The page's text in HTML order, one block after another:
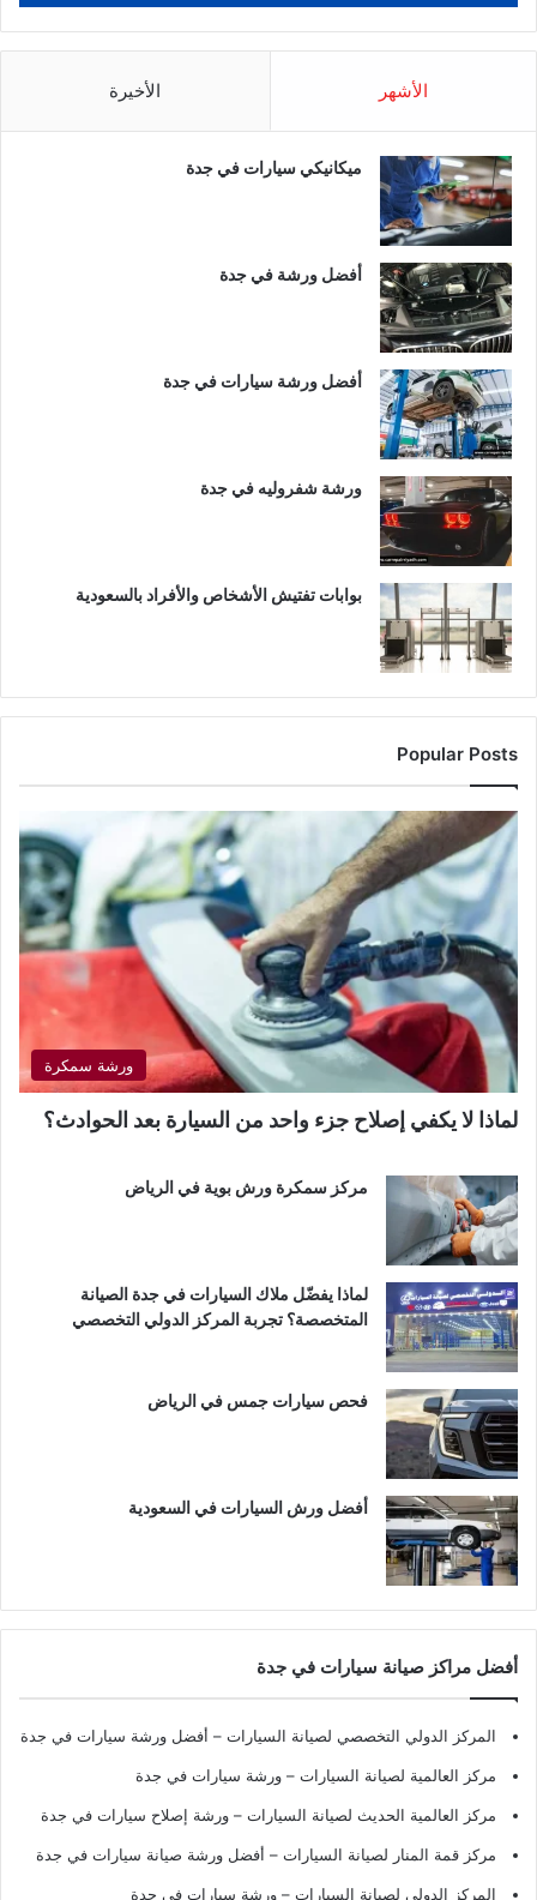
الأشهر الأخيرة
ميكانيكي سيارات في جدة
أفضل ورشة في جدة
أفضل ورشة سيارات في جدة
ورشة شفروليه في جدة
بوابات تفتيش الأشخاص والأفراد بالسعودية
Popular Posts
ورشة سمكرة
لماذا لا يكفي إصلاح جزء واحد من السيارة بعد الحوادث؟
مركز سمكرة ورش بوية في الرياض
لماذا يفضّل ملاك السيارات في جدة الصيانة
المتخصصة؟ تجربة المركز الدولي التخصصي
فحص سيارات جمس في الرياض
أفضل ورش السيارات في السعودية
أفضل مراكز صيانة سيارات في جدة
المركز الدولي التخصصي لصيانة السيارات – أفضل ورشة سيارات في جدة
مركز العالمية لصيانة السيارات – ورشة سيارات في جدة
مركز العالمية الحديث لصيانة السيارات – ورشة إصلاح سيارات في جدة
مركز قمة المنار لصيانة السيارات – أفضل ورشة صيانة سيارات في جدة
المركز الدولي لصيانة السيارات – ورشة سيارات في جدة